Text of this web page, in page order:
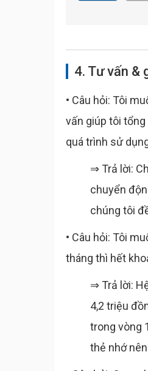
4. Tư vấn &
• Câu hỏi: Tôi
vấn giúp tôi
quá trình sử
⇒ Trả lời:
chuyển
chúng tôi
• Câu hỏi: Tôi
tháng thì hết
⇒ Trả lời:
4,2 triệu
trong vòng
thẻ nhớ